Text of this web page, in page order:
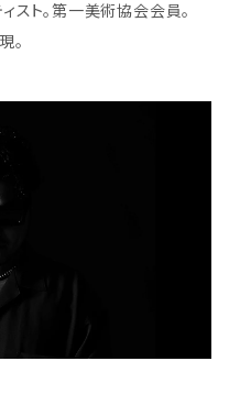
スト。第一美術協会会員。
。